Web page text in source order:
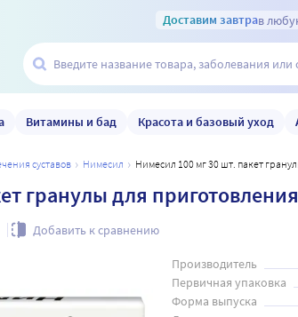
Доставим завтрав
Витамины и бад Красота и базовый уход
суставов нимесил Нимесил 100 мг 30 шт. пакет
гранулы для
Добавить к сравнению
Производитель
Первичная упаковка
Форма выпуска